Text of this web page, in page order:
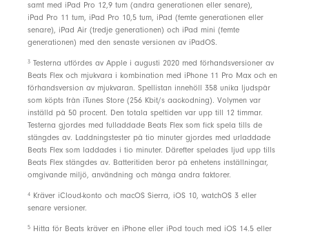
Detta ingår
Trådlösa Beats Flex-öronsnäckor
Usb-c-laddningskontakt
Snabbstartsguide
Garantikort
Förpackning
Beats Flex-förpackningen är gjord av 87 %
växtbaserat material som kommer från återvunna
samt med iPad Pro 12,9 tum (andra generationen eller senare),
iPad Pro 11 tum, iPad Pro 10,5 tum, iPad (femte generationen eller
senare), iPad Air (tredje generationen) och iPad mini (femte
generationen) med den senaste versionen av iPadOS.
3 Testerna utfördes av Apple i augusti 2020 med förhandsversioner av
Beats Flex och mjukvara i kombination med iPhone 11 Pro Max och en
förhandsversion av mjukvaran. Spellistan innehöll 358 unika ljudspår
som köpts från iTunes Store (256 Kbit/s aac-kodning). Volymen var
inställd på 50 procent. Den totala speltiden var upp till 12 timmar.
Testerna gjordes med fulladdade Beats Flex som fick spela tills de
stängdes av. Laddningstester på tio minuter gjordes med urladdade
Beats Flex som laddades i tio minuter. Därefter spelades ljud upp tills
Beats Flex stängdes av. Batteritiden beror på enhetens inställningar,
omgivande miljö, användning och många andra faktorer.
4
Kräver iCloud-konto och macOS Sierra, iOS 10, watchOS 3 eller
senare versioner.
5
Hitta för Beats kräver en iPhone eller iPod touch med iOS 14.5 eller